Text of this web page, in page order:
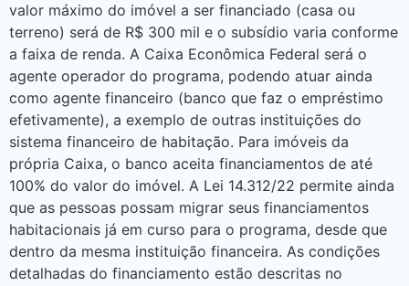
valor máximo do imóvel a ser financiado (casa ou
terreno) será de R$ 300 mil e o subsídio varia conforme
a faixa de renda. A Caixa Econômica Federal será o
agente operador do programa, podendo atuar ainda
como agente financeiro (banco que faz o empréstimo
efetivamente), a exemplo de outras instituições do
sistema financeiro de habitação. Para imóveis da
própria Caixa, o banco aceita financiamentos de até
100% do valor do imóvel. A Lei 14.312/22 permite ainda
que as pessoas possam migrar seus financiamentos
habitacionais já em curso para o programa, desde que
dentro da mesma instituição financeira. As condições
detalhadas do financiamento estão descritas no